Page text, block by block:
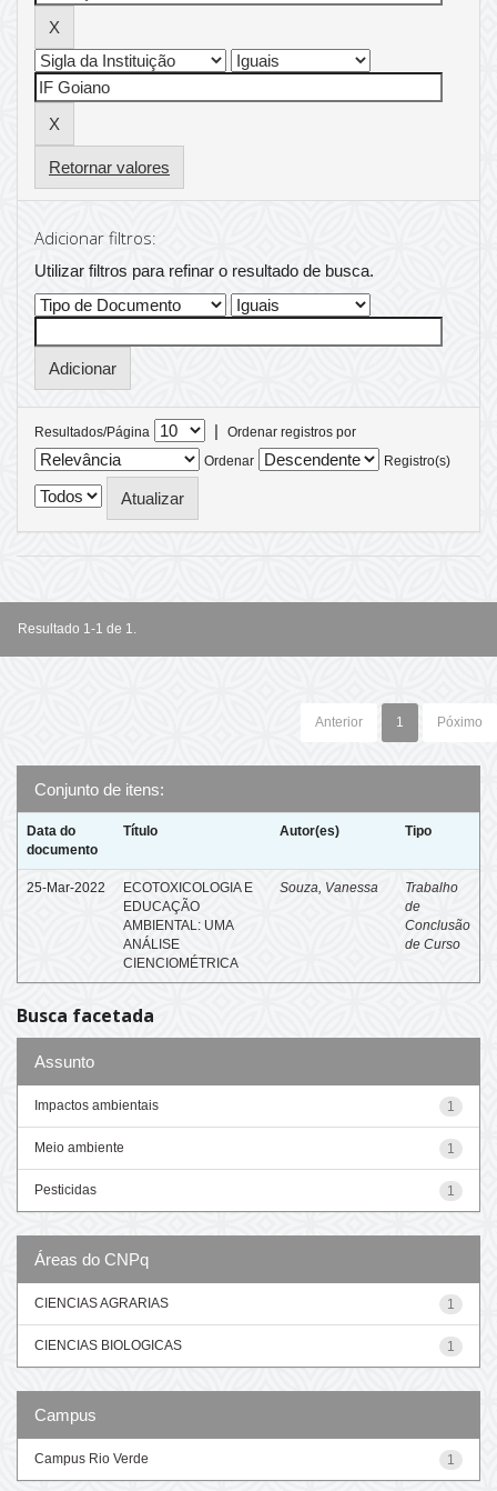
Retornar valores
Adicionar filtros:
Utilizar filtros para refinar o resultado de busca.
Resultados/Página |
Ordenar registros por
Ordenar
Registro(s)
Resultado 1-1 de 1.
Anterior 1 Póximo
Conjunto de itens:
Data do
documento
Título Autor(es) Tipo
25-Mar-2022
ECOTOXICOLOGIA E
EDUCAÇÃO
AMBIENTAL: UMA
ANÁLISE
CIENCIOMÉTRICA
Souza, Vanessa
Trabalho
de
Conclusão
de Curso
Busca facetada
Assunto
1
Impactos ambientais
1
Meio ambiente
1
Pesticidas
Áreas do CNPq
1
CIENCIAS AGRARIAS
1
CIENCIAS BIOLOGICAS
Campus
1
Campus Rio Verde